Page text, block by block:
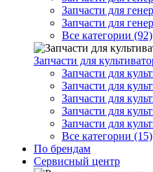
Запчасти для
Запчасти для
Все категории (92)
Запчасти для
Запчасти для
Запчасти для
Запчасти для
Запчасти для
Запчасти для
Все категории (15)
По брендам
Сервисный центр